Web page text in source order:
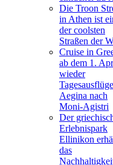
Die Troon
in Athen ist
der coolsten
Straßen der
Cruise in
ab dem 1.
wieder
Aegina nach
Moni-Agistri
Der
Erlebnispark
Ellinikon
das